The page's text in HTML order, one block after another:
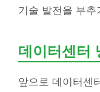
기술 발전을 부추
데이터센터
앞으로 데이터센